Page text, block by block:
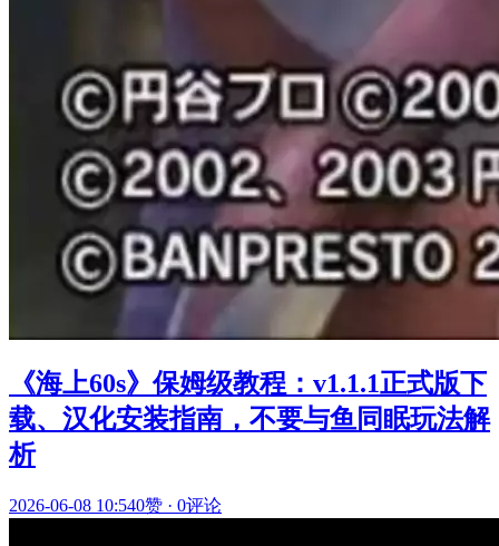
《海上60s》保姆级教程：v1.1.1正式版下
载、汉化安装指南，不要与鱼同眠玩法解
析
2026-06-08 10:540赞 · 0评论